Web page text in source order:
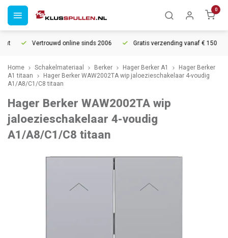
0
Vertrouwd online sinds 2006 Gratis verzending vanaf € 150
Home Schakelmateriaal Berker Hager Berker A1
Hager Berker
A1 titaan
Hager Berker WAW2002TA wip jaloezieschakelaar 4-voudig
A1/A8/C1/C8 titaan
Hager Berker WAW2002TA wip
jaloezieschakelaar 4-voudig
A1/A8/C1/C8 titaan